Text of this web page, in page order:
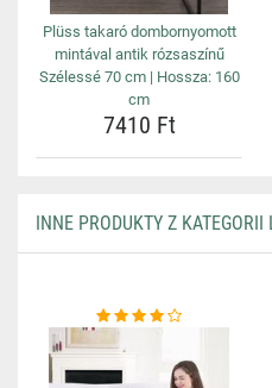
Plüss takaró dombornyomott
mintával antik rózsaszínű
Szélessé 70 cm | Hossza: 160
cm
7410 Ft
INNE PRODUKTY Z KATEGORII